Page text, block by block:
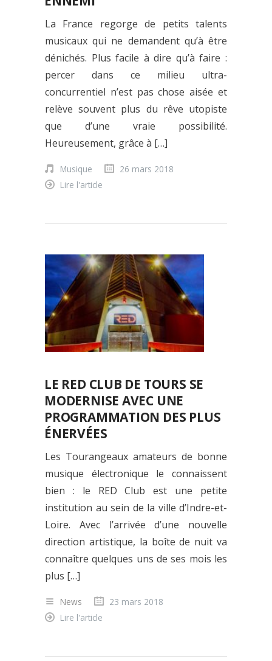
La France regorge de petits talents
musicaux qui ne demandent qu’à être
dénichés. Plus facile à dire qu’à faire :
percer dans ce milieu ultra-
concurrentiel n’est pas chose aisée et
relève souvent plus du rêve utopiste
que d’une vraie possibilité.
Heureusement, grâce à […]
Musique
26 mars 2018
Lire l'article
LE RED CLUB DE TOURS SE
MODERNISE AVEC UNE
PROGRAMMATION DES PLUS
ÉNERVÉES
Les Tourangeaux amateurs de bonne
musique électronique le connaissent
bien : le RED Club est une petite
institution au sein de la ville d’Indre-et-
Loire. Avec l’arrivée d’une nouvelle
direction artistique, la boîte de nuit va
connaître quelques uns de ses mois les
plus […]
News
23 mars 2018
Lire l'article